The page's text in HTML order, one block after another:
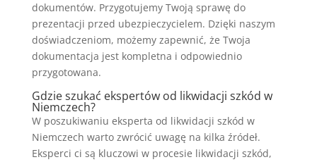
dokumentów. Przygotujemy Twoją sprawę do
prezentacji przed ubezpieczycielem. Dzięki naszym
doświadczeniom, możemy zapewnić, że Twoja
dokumentacja jest kompletna i odpowiednio
przygotowana.
Gdzie szukać ekspertów od likwidacji szkód w
Niemczech?
W poszukiwaniu eksperta od likwidacji szkód w
Niemczech warto zwrócić uwagę na kilka źródeł.
Eksperci ci są kluczowi w procesie likwidacji szkód,